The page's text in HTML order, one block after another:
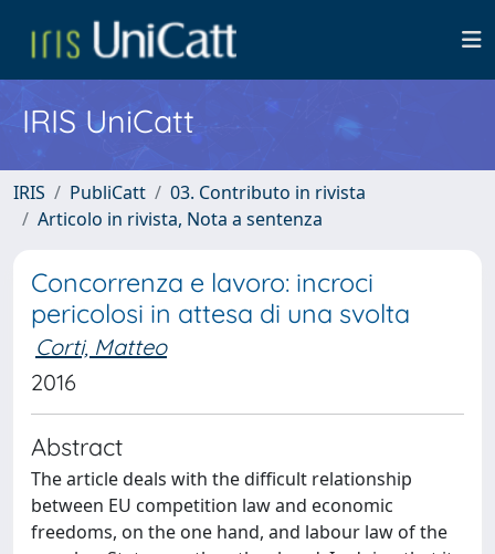
IRIS UniCatt
IRIS PubliCatt
03. Contributo in rivista
Articolo in rivista, Nota a sentenza
Concorrenza e lavoro: incroci
pericolosi in attesa di una svolta
Corti, Matteo
2016
Abstract
The article deals with the difficult relationship
between EU competition law and economic
freedoms, on the one hand, and labour law of the